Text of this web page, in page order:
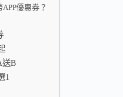
優惠券？
送B
1